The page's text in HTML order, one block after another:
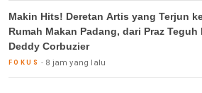
Makin Hits! Deretan Artis yang Terjun
Rumah Makan Padang, dari Praz
Deddy Corbuzier
FOKUS 8 jam yang lalu